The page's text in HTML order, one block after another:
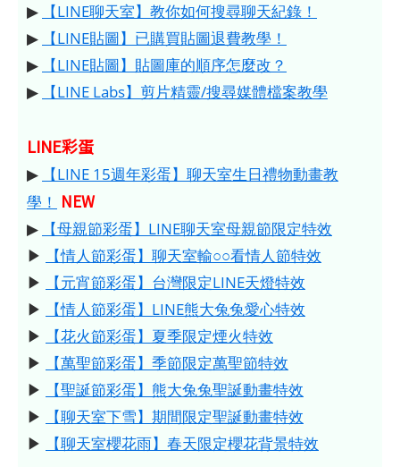
▶
【LINE聊天室】教你如何搜尋聊天紀錄！
▶
【LINE貼圖】已購買貼圖退費教學！
▶
【LINE貼圖】貼圖庫的順序怎麼改？
▶
【LINE Labs】剪片精靈/搜尋媒體檔案教學
LINE彩蛋
▶
【LINE 15週年彩蛋】聊天室生日禮物動畫教
學！ NEW
▶
【母親節彩蛋】LINE聊天室母親節限定特效
▶
【情人節彩蛋】聊天室輸○○看情人節特效
▶
【元宵節彩蛋】台灣限定LINE天燈特效
▶
【情人節彩蛋】LINE熊大兔兔愛心特效
▶
【花火節彩蛋】夏季限定煙火特效
▶
【萬聖節彩蛋】季節限定萬聖節特效
▶
【聖誕節彩蛋】熊大兔兔聖誕動畫特效
▶
【聊天室下雪】期間限定聖誕動畫特效
▶
【聊天室櫻花雨】春天限定櫻花背景特效